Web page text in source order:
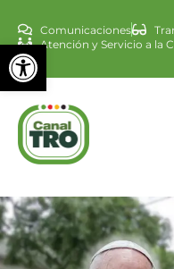
Abrir
Comunicaciones
Atención y Servicio a la